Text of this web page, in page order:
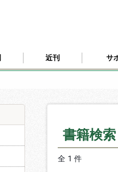
近刊 サ
書籍検
全 1 件